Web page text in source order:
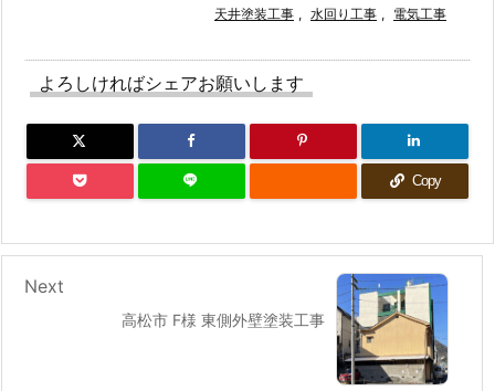
天井塗装工事 , 水回り工事 , 電気工事
よろしければシェアお願いします
Copy
高松市 F様 東側外壁塗装工事
Next